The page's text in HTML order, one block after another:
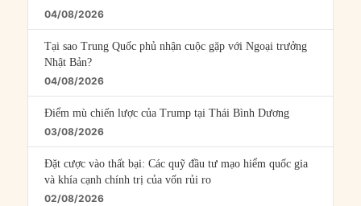
04/08/2026
Tại sao Trung Quốc phủ nhận cuộc gặp với Ngoại trưởng
Nhật Bản?
04/08/2026
Điểm mù chiến lược của Trump tại Thái Bình Dương
03/08/2026
Đặt cược vào thất bại: Các quỹ đầu tư mạo hiểm quốc gia
và khía cạnh chính trị của vốn rủi ro
02/08/2026